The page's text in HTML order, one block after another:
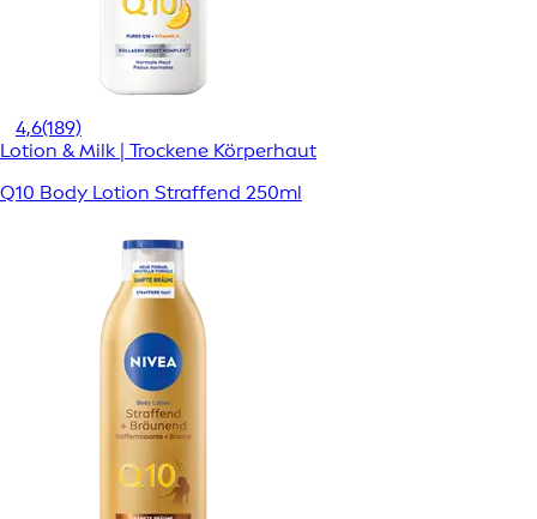
4,6(189)
Lotion & Milk | Trockene Körperhaut
Q10 Body Lotion Straffend 250ml